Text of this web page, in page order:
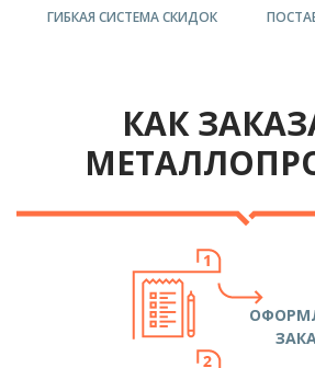
ГИБКАЯ СИСТЕМА СКИДОК
КАК